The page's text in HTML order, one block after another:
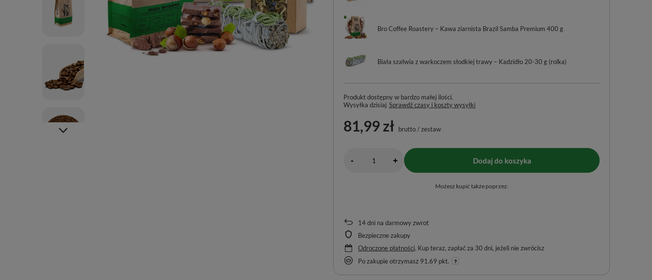
Bro Coffee Roastery – Kawa ziarnista Brazil Samba Premium 400 g
Biała szałwia z warkoczem słodkiej trawy – Kadzidło 20-30 g (rolka)
14dni na darmowy zwrot
Bezpieczne zakupy
Odroczone płatności. Kup teraz, zapłać za 30 dni, jeżeli nie zwrócisz
Po zakupie otrzymasz 91.69 pkt.
Produkt dostępny w bardzo małej ilości
Wysyłka dzisiaj Sprawdź czasy i koszty wysyłki
81,99 zł brutto/zestaw
- + Dodaj do koszyka
Możesz kupić także poprzez: